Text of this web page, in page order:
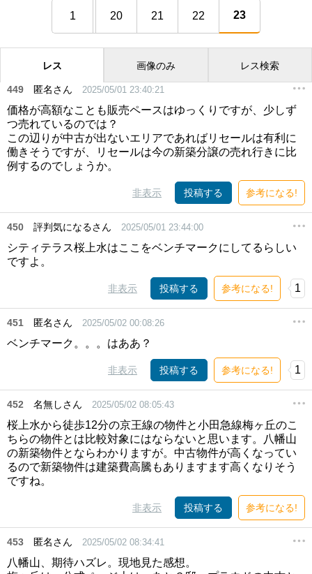
1 20 21 22 23
レス 画像のみ レス検索
449 匿名さん 2025/05/01 23:40:21
価格が高額なことも販売ペースはゆっくりですが、少しず
つ売れているのでは？
この辺りが中古が出ないエリアであればリセールは有利に
働きそうですが、リセールは今の新築分譲の売れ行きに比
例するのでしょうか。
非表示 投稿する 参考になる!
450 評判気になるさん 2025/05/01 23:44:00
シティテラス桜上水はここをベンチマークにしてるらしい
ですよ。
非表示 投稿する 参考になる! 1
451 匿名さん 2025/05/02 00:08:26
ベンチマーク。。。はああ？
非表示 投稿する 参考になる! 1
452 名無しさん 2025/05/02 08:05:43
桜上水から徒歩12分の京王線の物件と小田急線梅ヶ丘のこ
ちらの物件とは比較対象にはならないと思います。八幡山
の新築物件とならわかりますが。中古物件が高くなってい
るので新築物件は建築費高騰もありますます高くなりそう
ですね。
非表示 投稿する 参考になる!
453 匿名さん 2025/05/02 08:34:41
八幡山、期待ハズレ。現地見た感想。